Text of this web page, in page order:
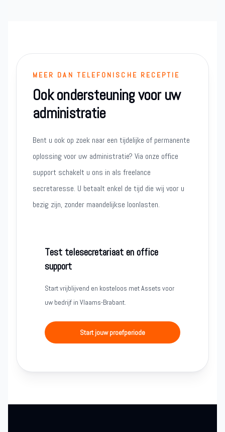
MEER DAN TELEFONISCHE RECEPTIE
Ook ondersteuning voor uw
administratie
Bent u ook op zoek naar een tijdelijke of permanente
oplossing voor uw administratie? Via onze office
support schakelt u ons in als freelance
secretaresse. U betaalt enkel de tijd die wij voor u
bezig zijn, zonder maandelijkse loonlasten.
Test telesecretariaat en office
support
Start vrijblijvend en kosteloos met Assets voor
uw bedrijf in Vlaams-Brabant.
Start jouw proefperiode